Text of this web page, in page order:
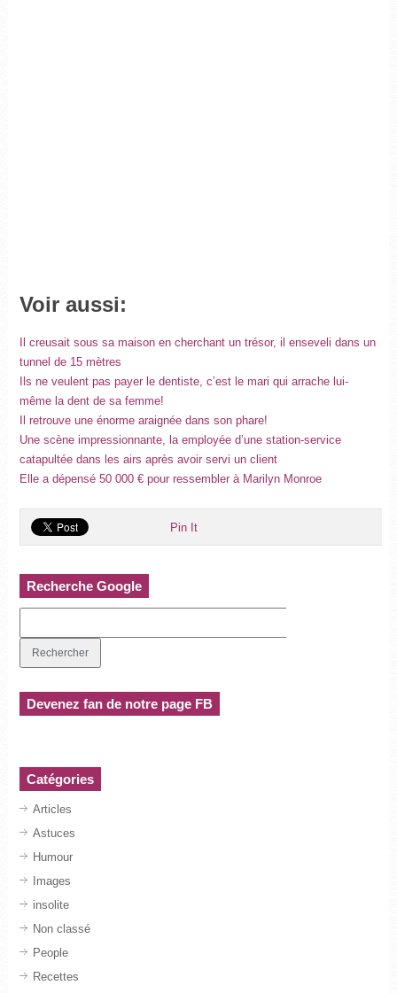
Voir aussi:
Il creusait sous sa maison en cherchant un trésor, il enseveli dans un
tunnel de 15 mètres
Ils ne veulent pas payer le dentiste, c’est le mari qui arrache lui-
même la dent de sa femme!
Il retrouve une énorme araignée dans son phare!
Une scène impressionnante, la employée d’une station-service
catapultée dans les airs après avoir servi un client
Elle a dépensé 50 000 € pour ressembler à Marilyn Monroe
Pin It
Recherche Google
Devenez fan de notre page FB
Catégories
Articles
Astuces
Humour
Images
insolite
Non classé
People
Recettes